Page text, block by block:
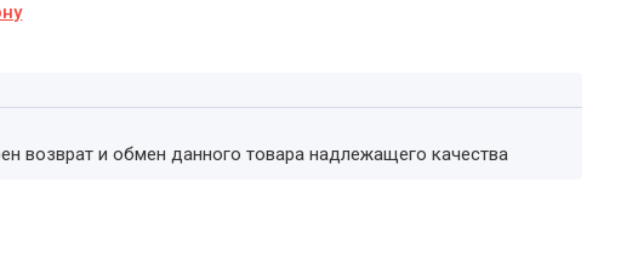
возврат и обмен данного товара надлежащего качества